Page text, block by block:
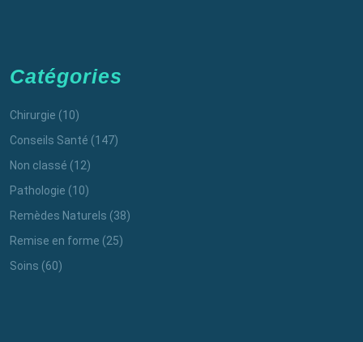
Catégories
Chirurgie (10)
Conseils Santé (147)
Non classé (12)
Pathologie (10)
Remèdes Naturels (38)
Remise en forme (25)
Soins (60)